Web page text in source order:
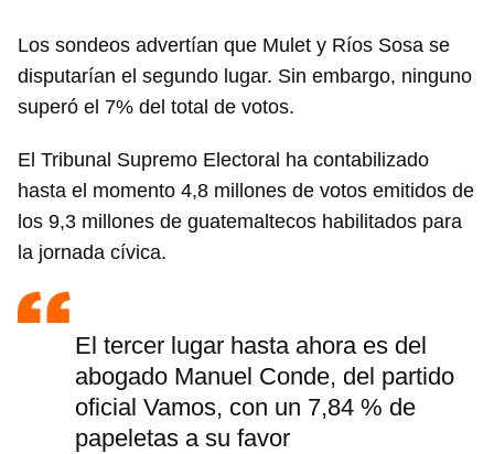
Los sondeos advertían que Mulet y Ríos Sosa se
disputarían el segundo lugar. Sin embargo, ninguno
superó el 7% del total de votos.
El Tribunal Supremo Electoral ha contabilizado
hasta el momento 4,8 millones de votos emitidos de
los 9,3 millones de guatemaltecos habilitados para
la jornada cívica.
El tercer lugar hasta ahora es del
abogado Manuel Conde, del partido
oficial Vamos, con un 7,84 % de
papeletas a su favor